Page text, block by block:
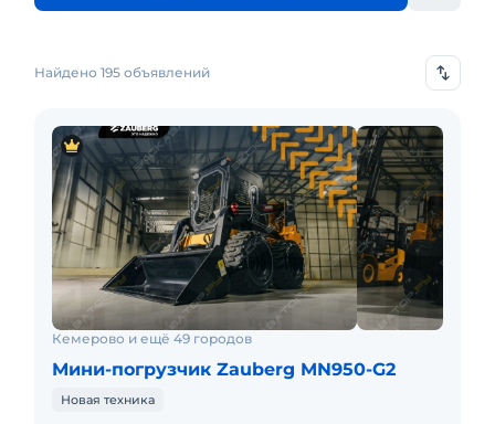
Найдено 195 объявлений
Кемерово и ещё 49 городов
Мини-погрузчик Zauberg MN950-G2
Новая техника